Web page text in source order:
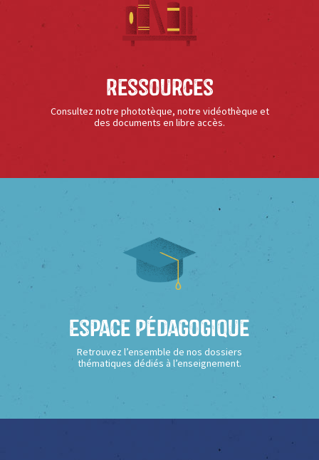
Ressources
Consultez notre phototèque, notre vidéothèque et
des documents en libre accès.
Espace Pédagogique
Retrouvez l’ensemble de nos dossiers
thématiques dédiés à l’enseignement.